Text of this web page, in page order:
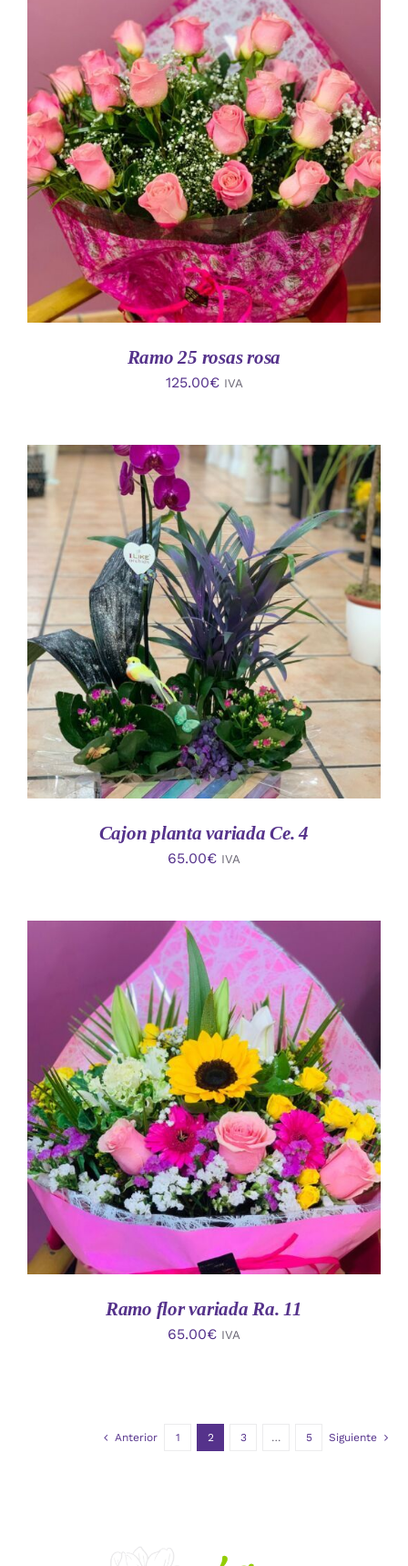
AÑADIR AL CARRITO
/
DETALLES
Ramo 25 rosas rosa
125.00€ IVA
AÑADIR AL CARRITO
/
DETALLES
Cajon planta variada Ce. 4
65.00€ IVA
AÑADIR AL CARRITO
/
DETALLES
Ramo flor variada Ra. 11
65.00€ IVA
Anterior 1 2 3 … 5 Siguiente